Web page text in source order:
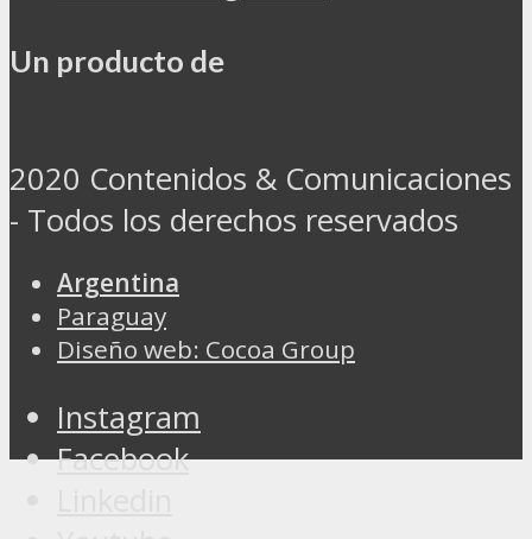
Un producto de
2020 Contenidos & Comunicaciones
- Todos los derechos reservados
Argentina
Paraguay
Diseño web: Cocoa Group
Instagram
Facebook